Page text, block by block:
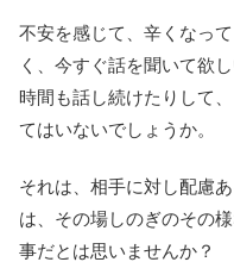
不安を感じて、辛くなっ
く、今すぐ話を聞いて欲
時間も話し続けたりして
てはいないでしょうか。
それは、相手に対し配慮
は、その場しのぎのその
事だとは思いませんか？